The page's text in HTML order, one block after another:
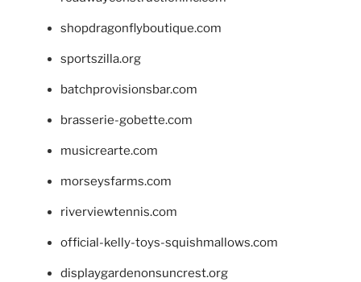
shopdragonflyboutique.com
sportszilla.org
batchprovisionsbar.com
brasserie-gobette.com
musicrearte.com
morseysfarms.com
riverviewtennis.com
official-kelly-toys-squishmallows.com
displaygardenonsuncrest.org